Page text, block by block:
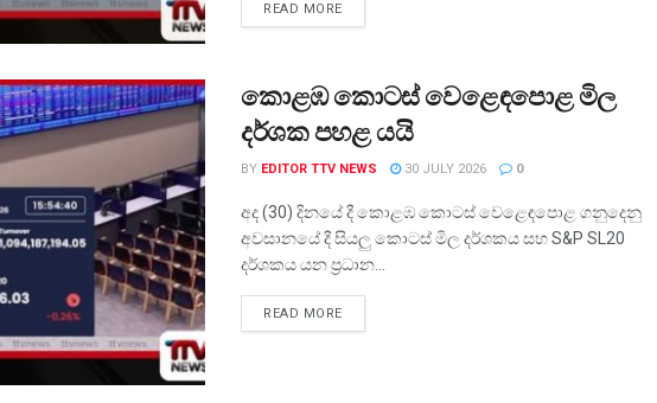
READ MORE
කොළඹ කොටස් වෙළෙඳපොළ මිල
දර්ශක පහළ යයි
BY EDITOR TTV NEWS 30 JULY 2026 0
අද (30) දිනයේ දී කොළඹ කොටස් වෙළෙඳපොළ ගනුදෙනු
අවසානයේ දී සියලු කොටස් මිල දර්ශකය සහ S&P SL20
දර්ශකය යන ප්‍රධාන...
READ MORE